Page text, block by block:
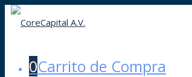
0Carrito de Compra
Inicio
Contacto